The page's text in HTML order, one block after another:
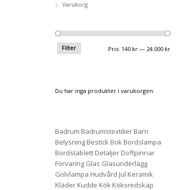
Varukorg
Pris
Pris
Filter Pris: 140 kr — 24.000 kr
Du har inga produkter i varukorgen.
Badrum Badrumstextilier Barn
Belysning Bestick Bok Bordslampa
Bordstablett Detaljer Doftpinnar
Förvaring Glas Glasunderlägg
Golvlampa Hudvård Jul Keramik
Kläder Kudde Kök Köksredskap